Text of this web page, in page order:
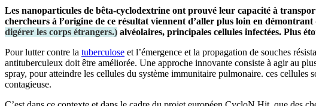
Les nanoparticules de bêta-cyclodextrine ont prouvé leur capacité à
chercheurs à l’origine de ce résultat viennent d’aller plus loin en
digérer les corps étrangers.) alvéolaires, principales cellules infectées. Plus
Pour lutter contre la tuberculose et l’émergence et la propagation de souches
antituberculeux doit être améliorée. Une approche innovante consiste à agir au
spray, pour atteindre les cellules du système immunitaire pulmonaire. ces cellules
contagieuse.